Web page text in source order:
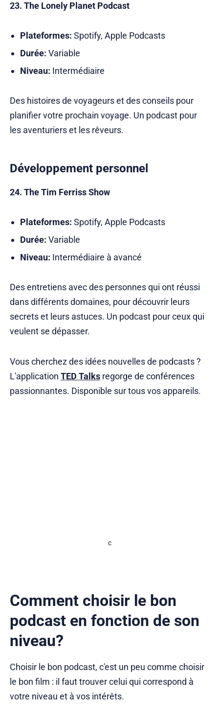
23. The Lonely Planet Podcast
Plateformes: Spotify, Apple Podcasts
Durée: Variable
Niveau: Intermédiaire
Des histoires de voyageurs et des conseils pour
planifier votre prochain voyage. Un podcast pour
les aventuriers et les rêveurs.
Développement personnel
24. The Tim Ferriss Show
Plateformes: Spotify, Apple Podcasts
Durée: Variable
Niveau: Intermédiaire à avancé
Des entretiens avec des personnes qui ont réussi
dans différents domaines, pour découvrir leurs
secrets et leurs astuces. Un podcast pour ceux qui
veulent se dépasser.
Vous cherchez des idées nouvelles de podcasts ?
L'application TED Talks regorge de conférences
passionnantes. Disponible sur tous vos appareils.
c
Comment choisir le bon
podcast en fonction de son
niveau?
Choisir le bon podcast, c'est un peu comme choisir
le bon film : il faut trouver celui qui correspond à
votre niveau et à vos intérêts.